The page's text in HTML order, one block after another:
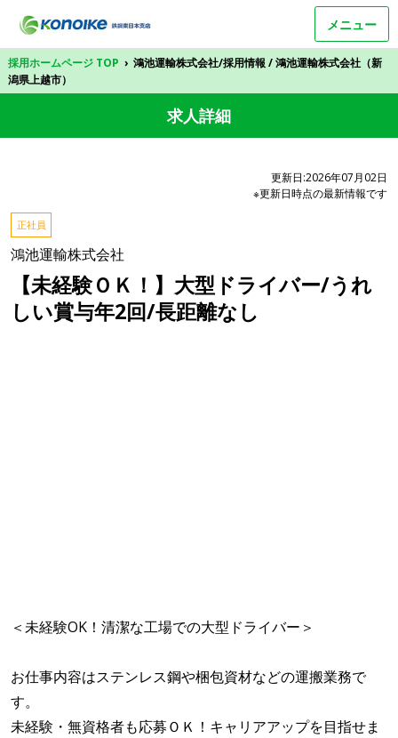
メニュー
採用ホームページ TOP › 鴻池運輸株式会社/採用情報 / 鴻池運輸株式会社（新
潟県上越市）
求人詳細
更新日:2026年07月02日
※更新日時点の最新情報です
正社員
鴻池運輸株式会社
【未経験ＯＫ！】大型ドライバー/うれ
しい賞与年2回/長距離なし
＜未経験OK！清潔な工場での大型ドライバー＞
お仕事内容はステンレス鋼や梱包資材などの運搬業務で
す。
未経験・無資格者も応募ＯＫ！キャリアアップを目指せま